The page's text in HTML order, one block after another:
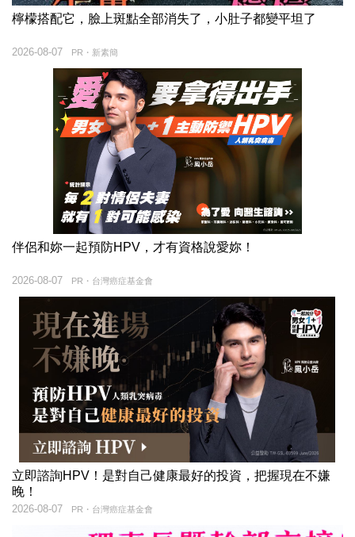
檸檬搭配它，臉上斑點全部消失了，小肚子都變平坦了
PR・新素簡
2026-08-07
伴侶和妳一起預防HPV，才有資格說愛妳！
PR・台灣癌症基金會
2026-08-07
立即諮詢HPV！是對自己健康最好的投資，把握現在不嫌
晚！
PR・台灣癌症基金會
2026-08-07